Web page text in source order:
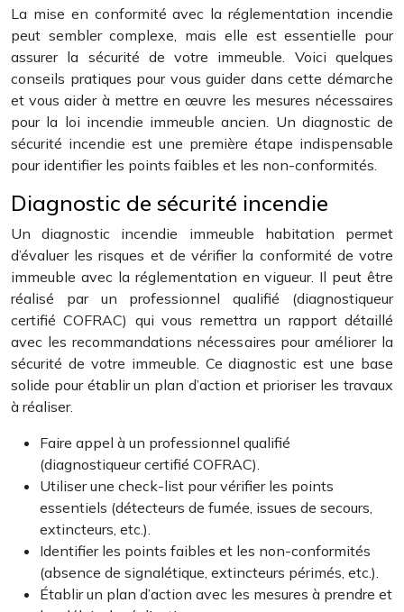
La mise en conformité avec la réglementation incendie
peut sembler complexe, mais elle est essentielle pour
assurer la sécurité de votre immeuble. Voici quelques
conseils pratiques pour vous guider dans cette démarche
et vous aider à mettre en œuvre les mesures nécessaires
pour la loi incendie immeuble ancien. Un diagnostic de
sécurité incendie est une première étape indispensable
pour identifier les points faibles et les non-conformités.
Diagnostic de sécurité incendie
Un diagnostic incendie immeuble habitation permet
d’évaluer les risques et de vérifier la conformité de votre
immeuble avec la réglementation en vigueur. Il peut être
réalisé par un professionnel qualifié (diagnostiqueur
certifié COFRAC) qui vous remettra un rapport détaillé
avec les recommandations nécessaires pour améliorer la
sécurité de votre immeuble. Ce diagnostic est une base
solide pour établir un plan d’action et prioriser les travaux
à réaliser.
Faire appel à un professionnel qualifié
(diagnostiqueur certifié COFRAC).
Utiliser une check-list pour vérifier les points
essentiels (détecteurs de fumée, issues de secours,
extincteurs, etc.).
Identifier les points faibles et les non-conformités
(absence de signalétique, extincteurs périmés, etc.).
Établir un plan d’action avec les mesures à prendre et